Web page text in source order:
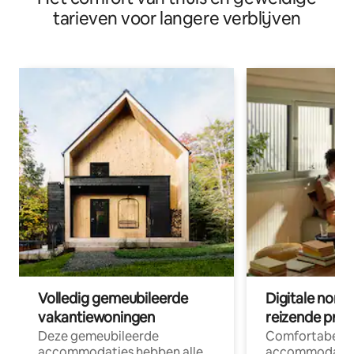
tarieven voor langere verblijven
Volledig gemeubileerde
vakantiewoningen
Deze gemeubileerde
Digitale
reizende
Comfortabele